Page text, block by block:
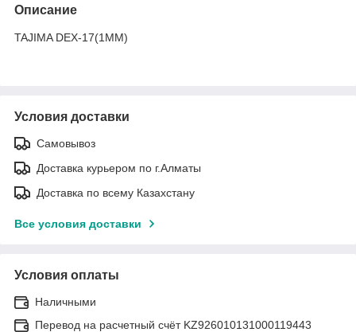
Описание
TAJIMA DEX-17(1MM)
Условия доставки
Самовывоз
Доставка курьером по г.Алматы
Доставка по всему Казахстану
Все условия доставки
Условия оплаты
Наличными
Перевод на расчетный счёт KZ926010131000119443